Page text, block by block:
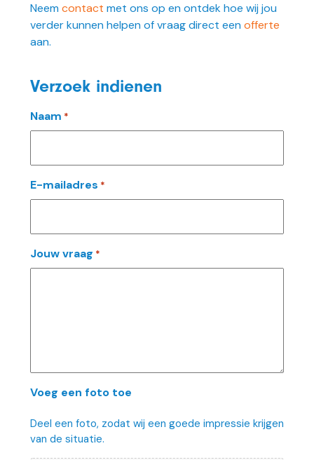
Neem contact met ons op en ontdek hoe wij jou
verder kunnen helpen of vraag direct een offerte
aan.
Verzoek indienen
Naam *
E-mailadres *
Jouw vraag *
Voeg een foto toe
Deel een foto, zodat wij een goede impressie krijgen
van de situatie.